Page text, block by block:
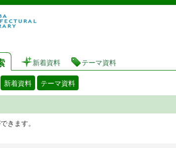
図書館 蔵書検索・予約システム
新着資料 テーマ資料
新着資料 テーマ資料
きます。